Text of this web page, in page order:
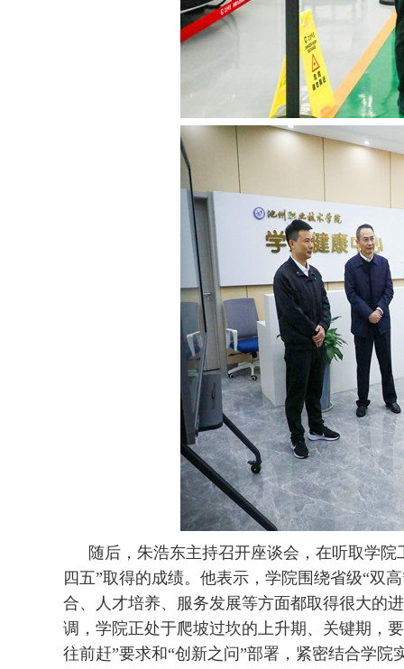
随后，朱浩东主持召开座谈会，在听取学
四五”取得的成绩。他表示，学院围绕省级“双
合、人才培养、服务发展等方面都取得很大的
调，学院正处于爬坡过坎的上升期、关键期，
往前赶”要求和“创新之问”部署，紧密结合学